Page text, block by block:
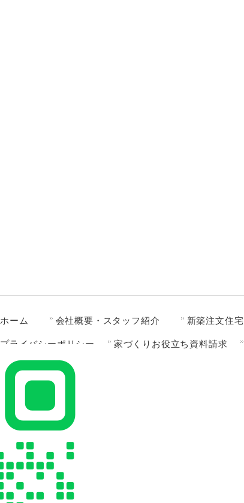
ホーム
会社概要・スタッフ紹介 新築注文住宅
プライバシーポリシー 家づくりお役立ち資料請求